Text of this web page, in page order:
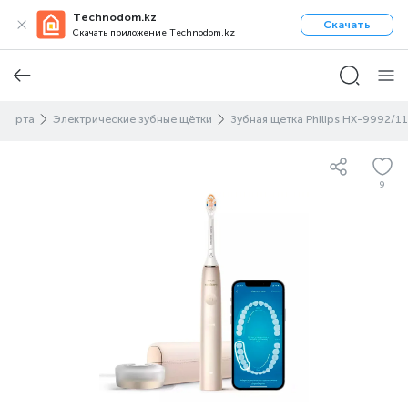
Technodom.kz
Скачать приложение Technodom.kz
Скачать
рта Электрические зубные щётки Зубная щетка Philips HX-9992/11
9